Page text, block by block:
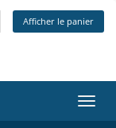
Afficher le panier
la